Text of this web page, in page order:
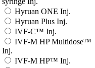
Hyruan ONE Inj.
Hyruan Plus Inj.
IVF-C™ Inj.
IVF-M HP Multidose™
Inj.
IVF-M HP™ Inj.